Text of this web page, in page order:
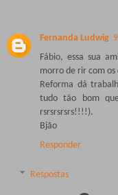
Fernanda Ludwig
Fábio, essa sua
morro de rir com
Reforma dá
tudo tão bom
rsrsrsrsrs!!!!).
Bjão
Responder
Respostas